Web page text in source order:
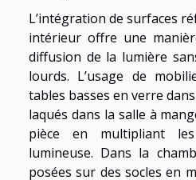
L’intégration de surfaces
intérieur offre une
diffusion de la lumière
lourds. L’usage de
tables basses en verre
laqués dans la salle à
pièce en multipliant
lumineuse. Dans la
posées sur des socles en